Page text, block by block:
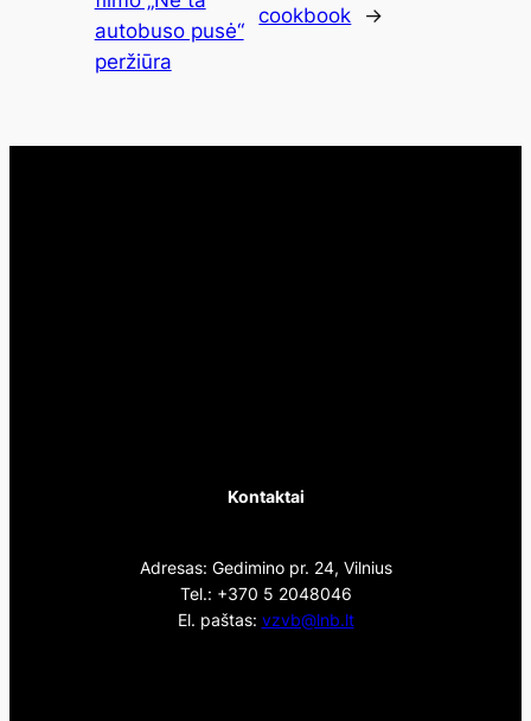
autobuso pusė“
peržiūra
cookbook →
Kontaktai
Adresas: Gedimino pr. 24, Vilnius
Tel.: +370 5 2048046
El. paštas: vzvb@lnb.lt